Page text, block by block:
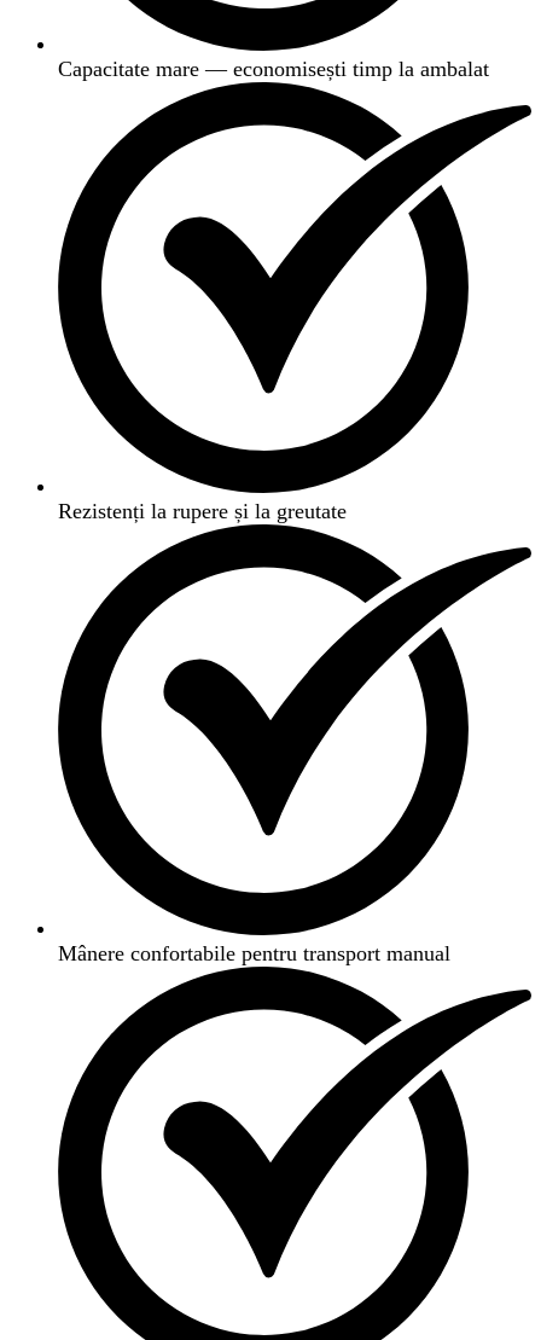
Capacitate mare — economisești timp la ambalat
Rezistenți la rupere și la greutate
Mânere confortabile pentru transport manual